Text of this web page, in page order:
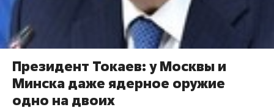
Президент Токаев: у Москвы и
Минска даже ядерное оружие
одно на двоих